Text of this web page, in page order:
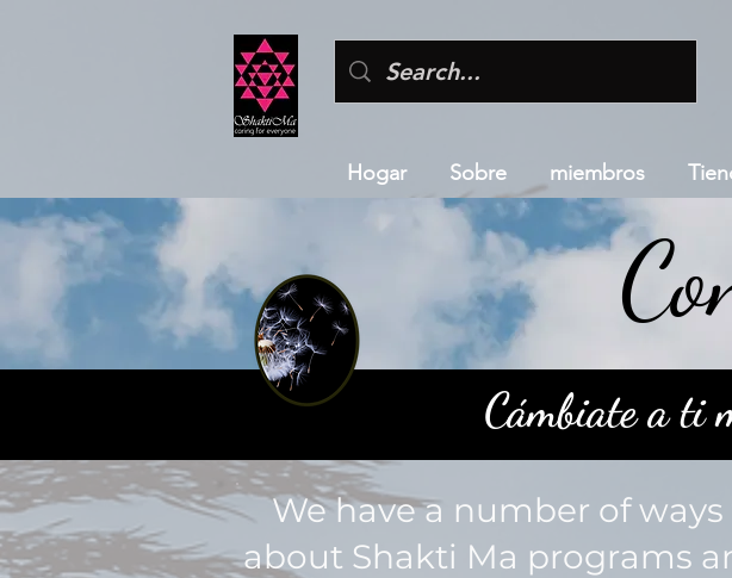
Hogar Sobre miembros
Cámbiate a ti
We have a number of
about Shakti Ma programs